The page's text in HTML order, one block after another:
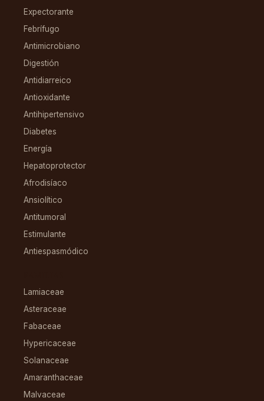
Expectorante
Febrífugo
Antimicrobiano
Digestión
Antidiarreico
Antioxidante
Antihipertensivo
Diabetes
Energía
Hepatoprotector
Afrodisíaco
Ansiolítico
Antitumoral
Estimulante
Antiespasmódico
Lamiaceae
Asteraceae
Fabaceae
Hypericaceae
Solanaceae
Amaranthaceae
Malvaceae